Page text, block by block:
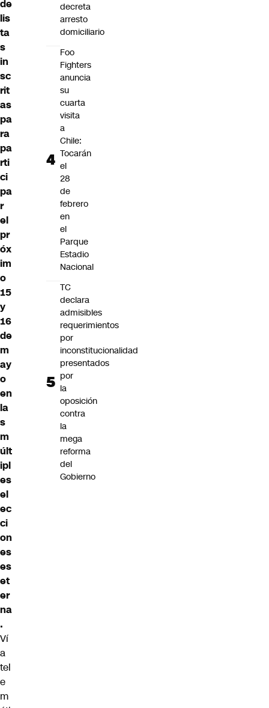
de
lis
ta
s
in
sc
rit
as
pa
ra
pa
rti
ci
pa
r
el
pr
óx
im
o
15
y
16
de
m
ay
o
en
la
s
m
últ
ipl
es
el
ec
ci
on
es
es
et
er
na
.
Ví
a
tel
e
m
decreta
arresto
domiciliario
Foo
Fighters
anuncia
su
cuarta
visita
a
Chile:
Tocarán
el
28
de
febrero
en
el
Parque
Estadio
Nacional
TC
declara
admisibles
requerimientos
por
inconstitucionalidad
presentados
por
la
oposición
contra
la
mega
reforma
del
Gobierno